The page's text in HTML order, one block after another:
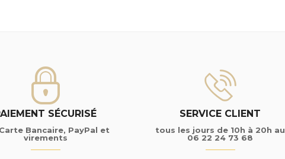
SÉCURISÉ
Bancaire, PayPal et
virements
SERVICE CLIENT
tous les jours de 10h à 20h au
06 22 24 73 68